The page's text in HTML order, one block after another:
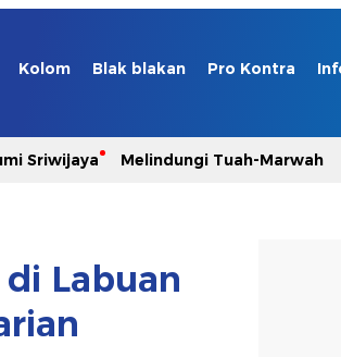
Kolom Blak blakan Pro Kontra
Sriwijaya Melindungi Tuah-Marwah
Labuan